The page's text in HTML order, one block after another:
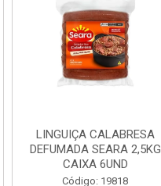
LINGUIÇA CALABRESA
DEFUMADA SEARA 2,5KG
CAIXA 6UND
Código: 19818